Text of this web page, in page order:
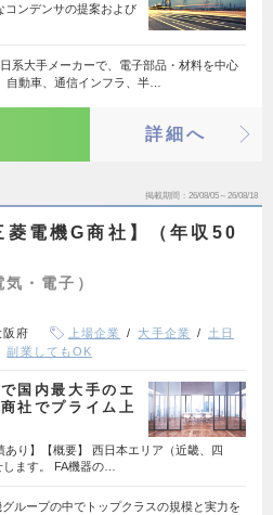
コンデンサの提案および
系大手メーカーで、電子部品・材料を中心
自動車、通信インフラ、半…
詳細へ
掲載期間 26/08/05～26/08/18
菱電機G商社】（年収50
・電子）
阪府 上場企業 大手企業
土日
副業してもOK
国内最大手のエ
社でプライム上
あり】【概要】 西日本エリア（近畿、四
ます。 FA機器の…
ループの中でトップクラスの規模と実力を